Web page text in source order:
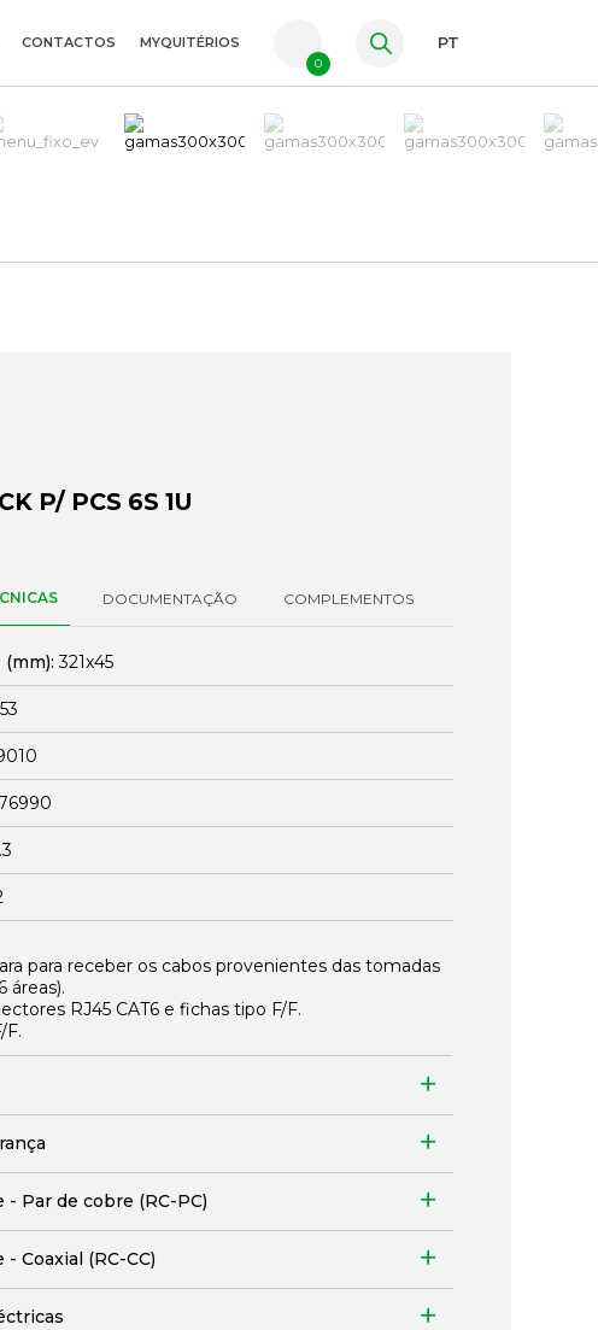
ES
CONTACTOS MYQUITÉRIOS
0
PT
P/ PCS 6S 1U
DOCUMENTAÇÃO COMPLEMENTOS
(mm):321x45
para receber os cabos provenientes das tomadas
áreas).
RJ45 CAT6 e fichas tipo F/F.
F.
Par de cobre (RC-PC)
Coaxial (RC-CC)